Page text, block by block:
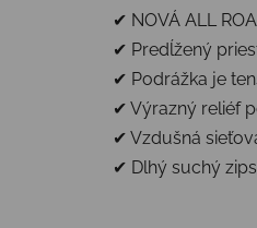
✔ NOVÁ ALL
✔ Predĺžený
✔ Podrážka je
✔ Výrazný reliéf
✔ Vzdušná
✔ Dlhý suchý